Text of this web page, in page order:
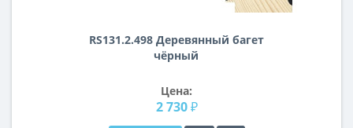
RS131.2.498 Деревянный багет
чёрный
Цена:
2 730 ₽